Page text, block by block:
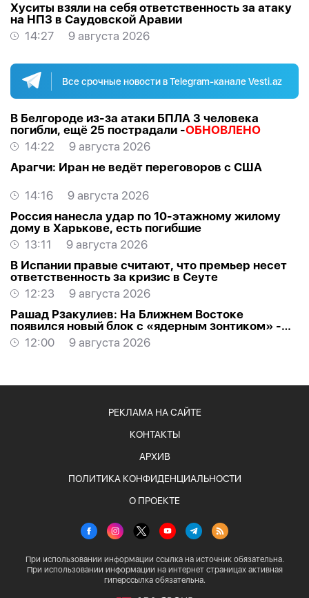
Хуситы взяли на себя ответственность за атаку
на НПЗ в Саудовской Аравии
14:27
9 августа 2026
Все срочные новости в Telegram-канале Vesti.az
В Белгороде из-за атаки БПЛА 3 человека
погибли, ещё 25 пострадали -ОБНОВЛЕНО
14:22
9 августа 2026
Арагчи: Иран не ведёт переговоров с США
14:16
9 августа 2026
Россия нанесла удар по 10-этажному жилому
дому в Харькове, есть погибшие
13:11
9 августа 2026
В Испании правые считают, что премьер несет
ответственность за кризис в Сеуте
12:23
9 августа 2026
Рашад Рзакулиев: На Ближнем Востоке
появился новый блок с «ядерным зонтиком» -
МНЕНИЕ ЭКСПЕРТА
12:00 9 августа 2026
РЕКЛАМА НА САЙТЕ
КОНТАКТЫ
АРХИВ
ПОЛИТИКА КОНФИДЕНЦИАЛЬНОСТИ
О ПРОЕКТЕ
При использовании информации ссылка на источник обязательна.
При использовании информации на интернет страницах активная
гиперссылка обязательна.